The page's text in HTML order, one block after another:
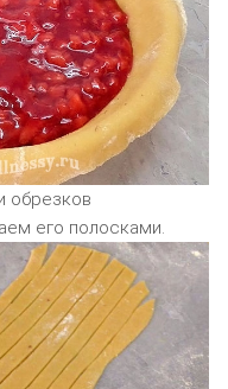
обрезков
его полосками.